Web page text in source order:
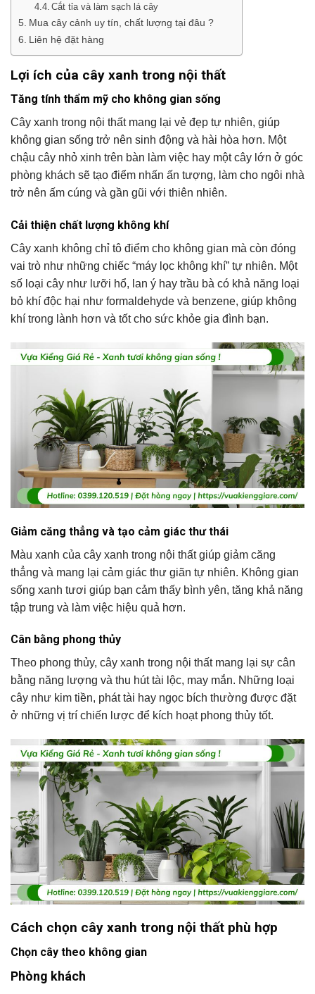
Cắt tỉa và làm sạch lá cây
Mua cây cảnh uy tín, chất lượng tại đâu ?
Liên hệ đặt hàng
Lợi ích của cây xanh trong nội thất
Tăng tính thẩm mỹ cho không gian sống
Cây xanh trong nội thất mang lại vẻ đẹp tự nhiên, giúp
không gian sống trở nên sinh động và hài hòa hơn. Một
chậu cây nhỏ xinh trên bàn làm việc hay một cây lớn ở góc
phòng khách sẽ tạo điểm nhấn ấn tượng, làm cho ngôi nhà
trở nên ấm cúng và gần gũi với thiên nhiên.
Cải thiện chất lượng không khí
Cây xanh không chỉ tô điểm cho không gian mà còn đóng
vai trò như những chiếc “máy lọc không khí” tự nhiên. Một
số loại cây như lưỡi hổ, lan ý hay trầu bà có khả năng loại
bỏ khí độc hại như formaldehyde và benzene, giúp không
khí trong lành hơn và tốt cho sức khỏe gia đình bạn.
Giảm căng thẳng và tạo cảm giác thư thái
Màu xanh của cây xanh trong nội thất giúp giảm căng
thẳng và mang lại cảm giác thư giãn tự nhiên. Không gian
sống xanh tươi giúp bạn cảm thấy bình yên, tăng khả năng
tập trung và làm việc hiệu quả hơn.
Cân bằng phong thủy
Theo phong thủy, cây xanh trong nội thất mang lại sự cân
bằng năng lượng và thu hút tài lộc, may mắn. Những loại
cây như kim tiền, phát tài hay ngọc bích thường được đặt
ở những vị trí chiến lược để kích hoạt phong thủy tốt.
Cách chọn cây xanh trong nội thất phù hợp
Chọn cây theo không gian
Phòng khách